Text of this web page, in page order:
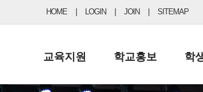
HOME LOGIN JOIN SITEMAP
교육지원 학교홍보 학